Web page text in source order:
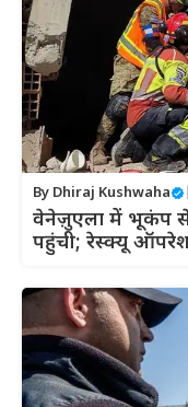
By Dhiraj Kushwaha
वेनेज़ुएला में भूकंप से
पहुंची; रेस्क्यू